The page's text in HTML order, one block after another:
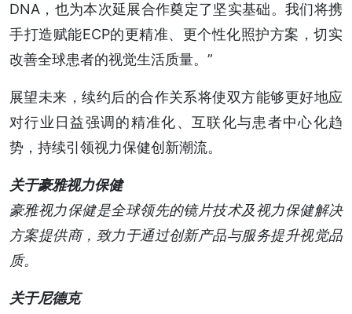
DNA，也为本次延展合作奠定了坚实基础。我们将携
手打造赋能ECP的更精准、更个性化照护方案，切实
改善全球患者的视觉生活质量。”
展望未来，续约后的合作关系将使双方能够更好地应
对行业日益强调的精准化、互联化与患者中心化趋
势，持续引领视力保健创新潮流。
关于豪雅视力保健
豪雅视力保健是全球领先的镜片技术及视力保健解决
方案提供商，致力于通过创新产品与服务提升视觉品
质。
关于尼德克